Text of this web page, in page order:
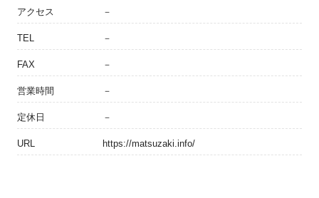
アクセス －
TEL －
FAX －
営業時間 －
定休日 －
URL https://matsuzaki.info/